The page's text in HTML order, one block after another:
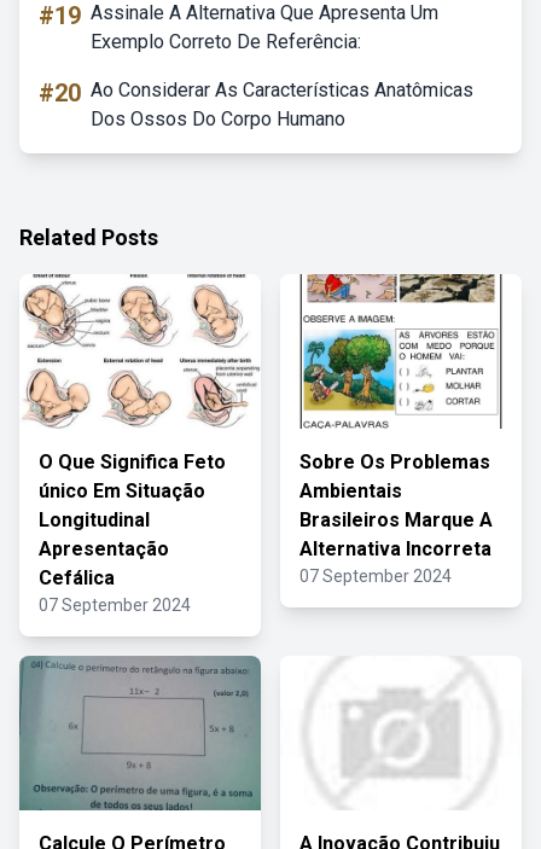
#19 Assinale A Alternativa Que Apresenta Um
Exemplo Correto De Referência:
#20 Ao Considerar As Características Anatômicas
Dos Ossos Do Corpo Humano
Related Posts
O Que Significa Feto
único Em Situação
Longitudinal
Apresentação
Cefálica
07 September 2024
Sobre Os Problemas
Ambientais
Brasileiros Marque A
Alternativa Incorreta
07 September 2024
Calcule O Perímetro A Inovação Contribuiu